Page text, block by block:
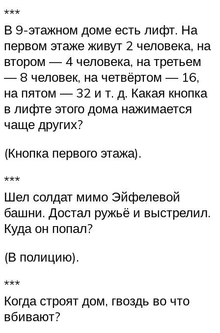
***
В 9-этажном доме есть лифт. На
первом этаже живут 2 человека, на
втором — 4 человека, на третьем
— 8 человек, на четвёртом — 16,
на пятом — 32 и т. д. Какая кнопка
в лифте этого дома нажимается
чаще других?
(Кнопка первого этажа).
***
Шел солдат мимо Эйфелевой
башни. Достал ружьё и выстрелил.
Куда он попал?
(В полицию).
***
Когда строят дом, гвоздь во что
вбивают?